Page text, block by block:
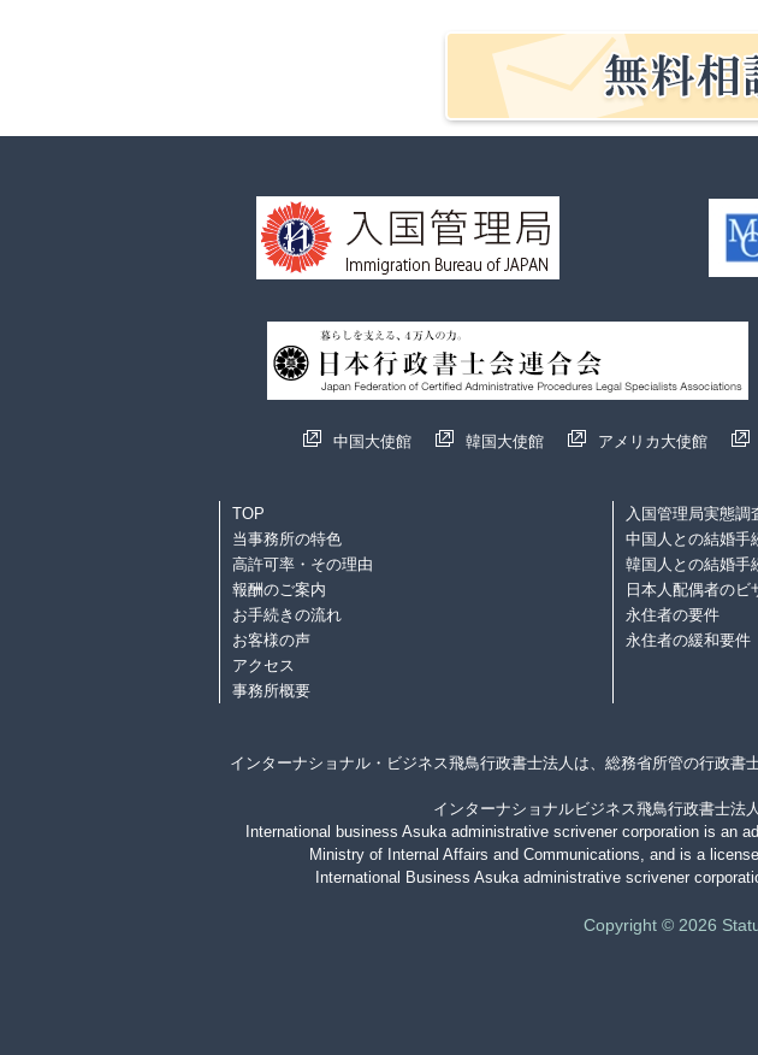
中国大使館 韓国大使館 アメリカ大使館
TOP
当事務所の特色
高許可率・その理由
報酬のご案内
お手続きの流れ
お客様の声
アクセス
事務所概要
入国管理局実態調
中国人との結婚手
韓国人との結婚手
日本人配偶者のビ
永住者の要件
永住者の緩和要件
インターナショナル・ビジネス飛鳥行政書士法人は、総務省所管の行政
インターナショナルビジネス飛鳥行政書士法
International business Asuka administrative scrivener corporation is an
Ministry of Internal Affairs and Communications, and is a
International Business Asuka administrative scrivener
Copyright © 2026